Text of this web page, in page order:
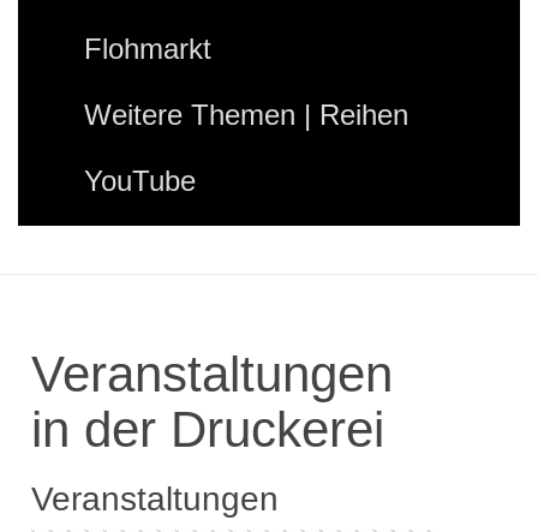
Flohmarkt
Weitere Themen | Reihen
YouTube
Veranstaltungen
in der Druckerei
Veranstaltungen